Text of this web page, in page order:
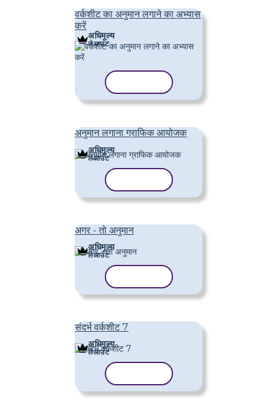
वर्कशीट का अनुमान लगाने का अभ्यास
करें
अधिमूल्य
लेआउट
अनुमान लगाना ग्राफिक आयोजक
अधिमूल्य
लेआउट
अगर - तो अनुमान
अधिमूल्य
लेआउट
संदर्भ वर्कशीट 7
अधिमूल्य
लेआउट